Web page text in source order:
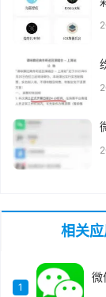
相关应
1
微